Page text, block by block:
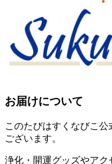
お届けについて
このたびはすくなびこ
ございます。
浄化・開運グッズやア